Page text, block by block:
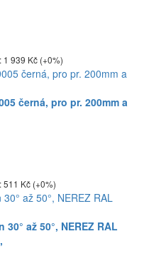
939 Kč (+0%)
černá, pro pr. 200mm a
Kč (+0%)
až 50°, NEREZ RAL